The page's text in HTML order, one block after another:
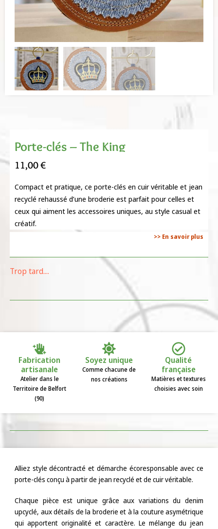
Porte-clés – The King
11,00€
Compact et pratique, ce porte-clés en cuir véritable et jean
recyclé rehaussé d’une broderie est parfait pour celles et
ceux qui aiment les accessoires uniques, au style casual et
créatif.
>> En savoir plus
Trop tard....
Fabrication
artisanale
Atelier dans le
Territoire de Belfort
(90)
Soyez unique
Comme chacune de
nos créations
Qualité
française
Matières et textures
choisies avec soin
Alliez style décontracté et démarche écoresponsable avec ce
porte-clés conçu à partir de jean recyclé et de cuir véritable.
Chaque pièce est unique grâce aux variations du denim
upcyclé, aux détails de la broderie et à la couture asymétrique
qui apportent originalité et caractère. Le mélange du jean